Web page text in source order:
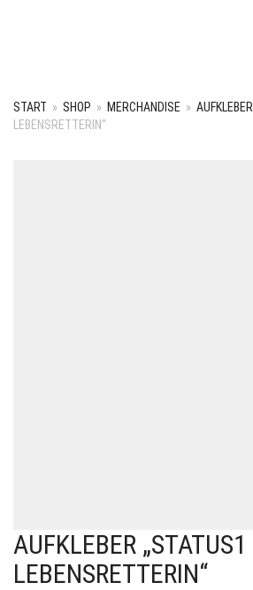
START » SHOP » MERCHANDISE » AUFKLEBER
LEBENSRETTERIN“
AUFKLEBER „STATUS1
LEBENSRETTERIN“